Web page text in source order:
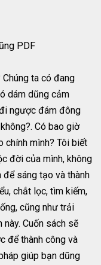
PDF
ta có đang
dám dũng cảm
ngược đám đông
Có bao giờ
chính mình? Tôi biết
đời của mình, không
sáng tạo và thành
chắt lọc, tìm kiếm,
cũng như trải
Cuốn sách sẽ
để thành công và
giúp bạn dũng